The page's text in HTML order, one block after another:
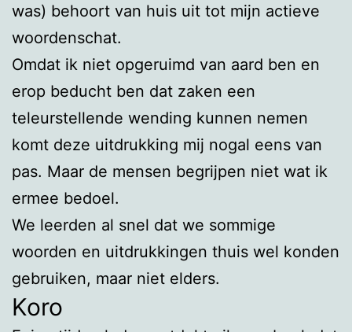
was) behoort van huis uit tot mijn actieve
woordenschat.
Omdat ik niet opgeruimd van aard ben en
erop beducht ben dat zaken een
teleurstellende wending kunnen nemen
komt deze uitdrukking mij nogal eens van
pas. Maar de mensen begrijpen niet wat ik
ermee bedoel.
We leerden al snel dat we sommige
woorden en uitdrukkingen thuis wel konden
gebruiken, maar niet elders.
Koro